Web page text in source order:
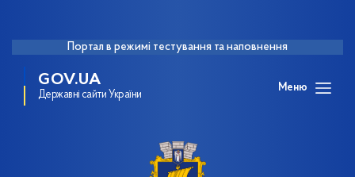
Портал в режимі тестування та наповнення
GOV.UA
Державні сайти України
Меню